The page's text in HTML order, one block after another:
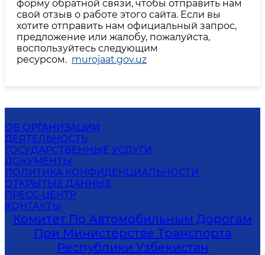
форму обратной связи, чтобы отправить нам
свой отзыв о работе этого сайта. Если вы
хотите отправить нам официальный запрос,
предложение или жалобу, пожалуйста,
воспользуйтесь следующим
ресурсом. murojaat.gov.uz
ОБ ОРГАНИЗАЦИИ
ДЕЯТЕЛЬНОСТЬ
ГОСУДАРСТВЕННЫЕ УСЛУГИ
ДОКУМЕНТЫ
ПОЛИТИКА КОНФИДЕНЦИАЛЬНОСТИ
ОТКРЫТЫЕ ДАННЫЕ
ПРЕСС-ЦЕНТР
КОНТАКТЫ
Комитет По Автомобильным Дорогам
При Министерстве Транспорта
Республики Узбекистан